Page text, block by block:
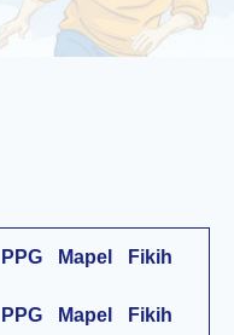
Mapel Fikih
Mapel Fikih